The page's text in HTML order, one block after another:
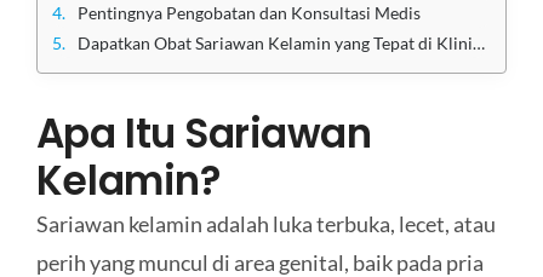
Pentingnya Pengobatan dan Konsultasi Medis
Dapatkan Obat Sariawan Kelamin yang Tepat di Klinik Utama Sentosa
Apa Itu Sariawan
Kelamin?
Sariawan kelamin adalah luka terbuka, lecet, atau
perih yang muncul di area genital, baik pada pria